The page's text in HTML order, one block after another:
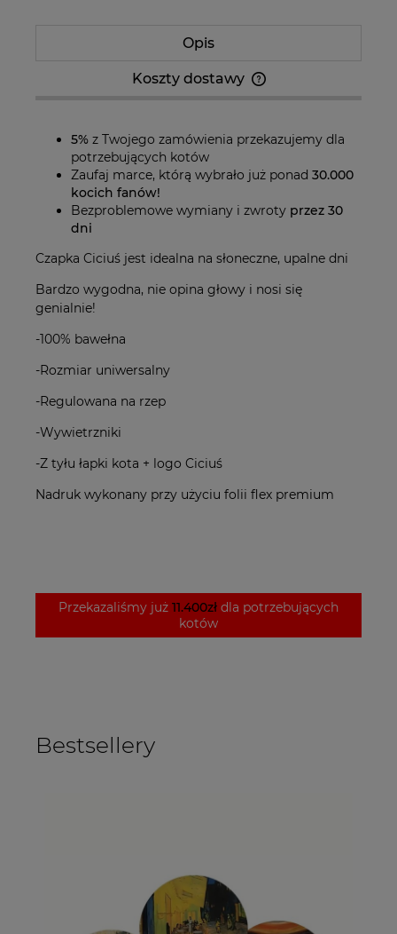
Opis
Koszty dostawy
5% z Twojego zamówienia przekazujemy dla
potrzebujących kotów
Zaufaj marce, którą wybrało już ponad 30.000
kocich fanów!
Bezproblemowe wymiany i zwroty przez 30
dni
Czapka Ciciuś jest idealna na słoneczne, upalne dni
Bardzo wygodna, nie opina głowy i nosi się
genialnie!
-100% bawełna
-Rozmiar uniwersalny
-Regulowana na rzep
-Wywietrzniki
-Z tyłu łapki kota + logo Ciciuś
Nadruk wykonany przy użyciu folii flex premium
Przekazaliśmy już 11.400zł dla potrzebujących
kotów
Bestsellery